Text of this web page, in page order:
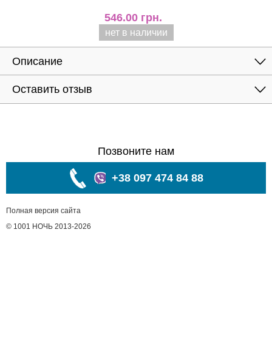
546.00 грн.
нет в наличии
Описание
Оставить отзыв
Позвоните нам
+38 097 474 84 88
Полная версия сайта
© 1001 НОЧЬ 2013-2026